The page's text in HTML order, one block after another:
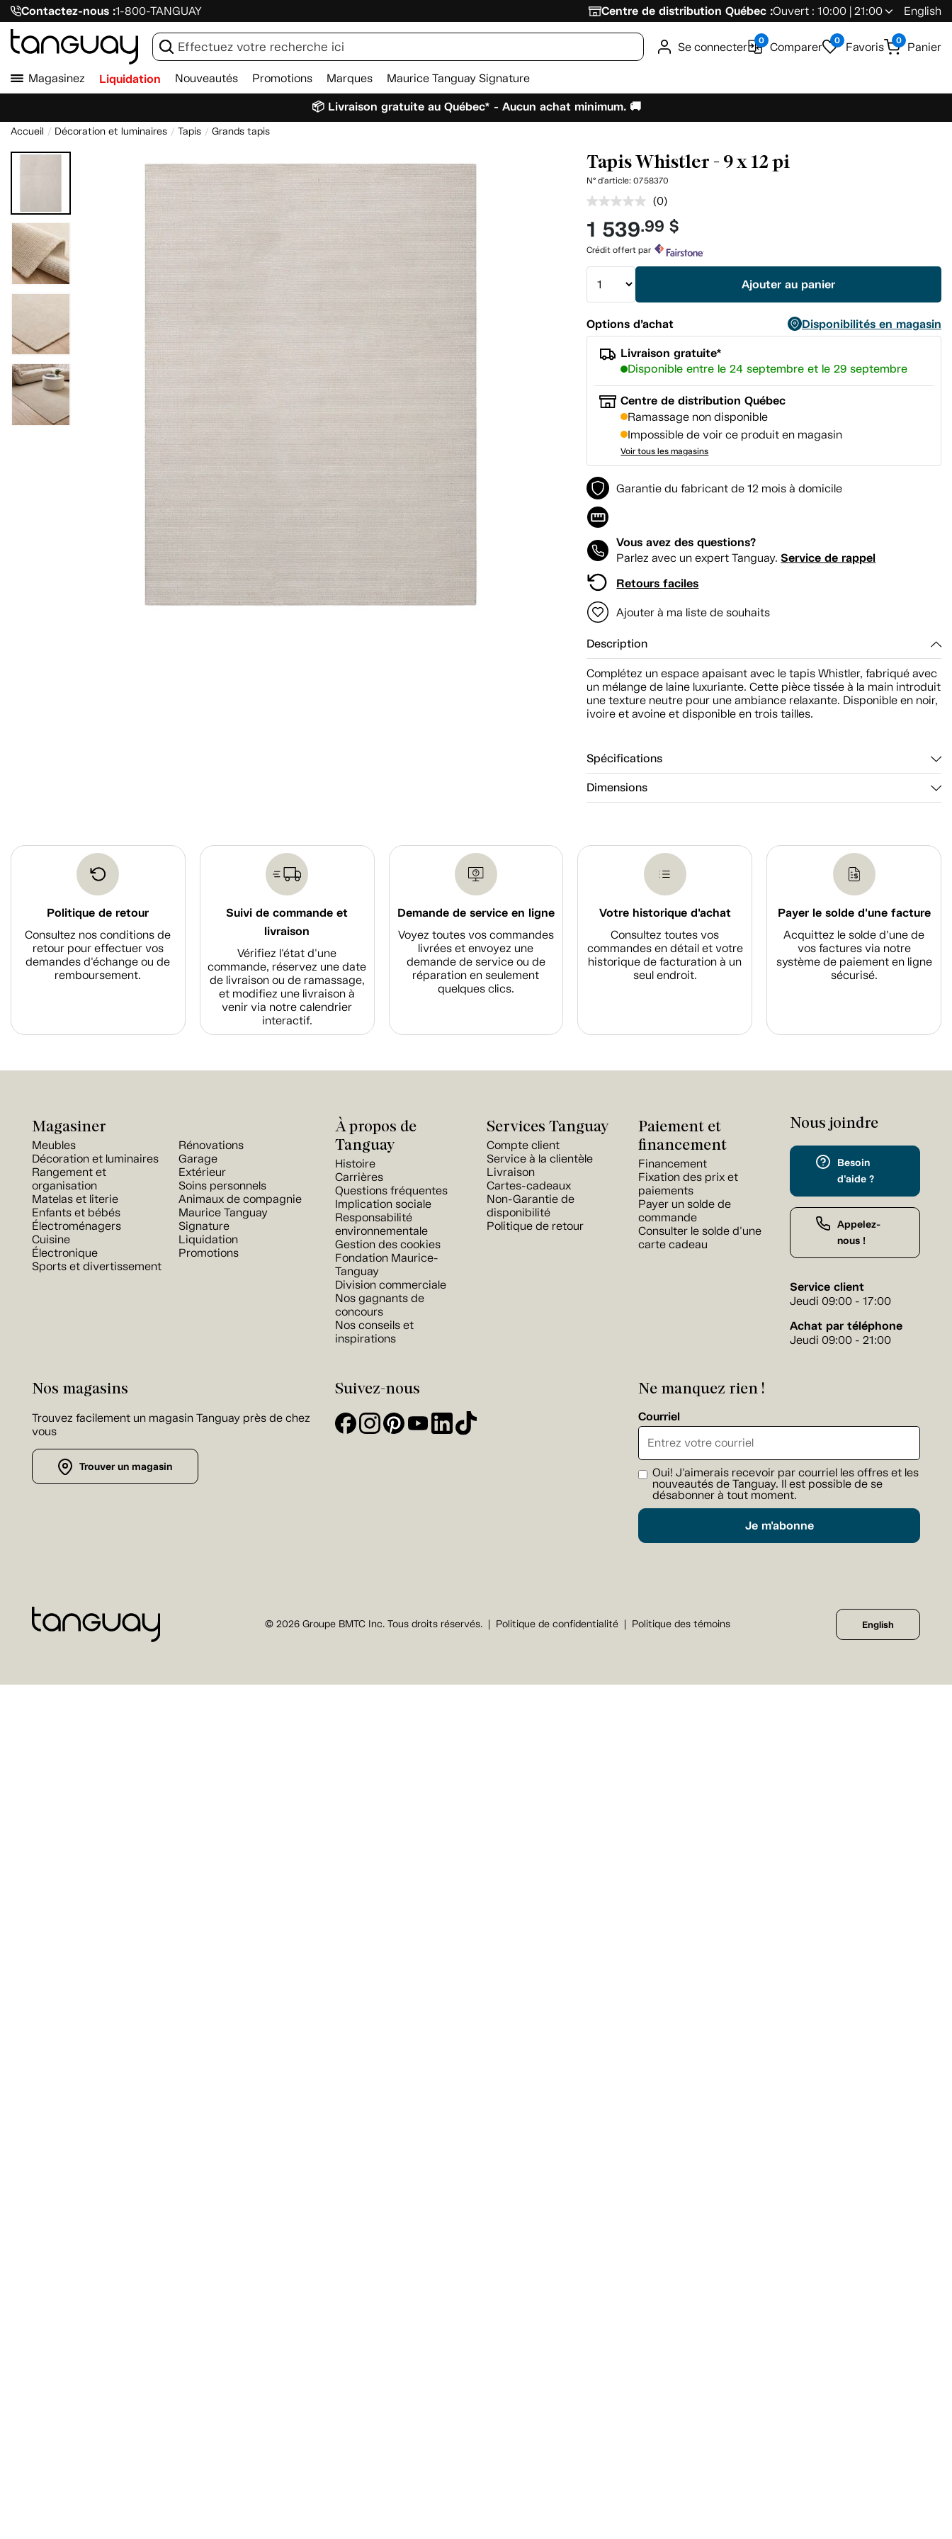
Contactez-nous :1-800-TANGUAY Centre de distribution Québec :Ouvert : 10:00 | 21:00 English
Se connecter 0 Comparer 0 Favoris 0 Panier
Magasinez Liquidation Nouveautés Promotions Marques Maurice Tanguay Signature
📦 Livraison gratuite au Québec* - Aucun achat minimum. 🚚
Accueil Décoration et luminaires Tapis Grands tapis
Tapis Whistler - 9 x 12 pi
N° d'article:0758370
Aucune
cote
pour
produit.
(0)
1 539.99 $
Crédit offert par
Ajouter au panier
Options d’achat
Disponibilités en magasin
Livraison gratuite*
Disponible entre le 24 septembre et le 29 septembre
Centre de distribution Québec
Ramassage non disponible
Impossible de voir ce produit en magasin
Voir tous les magasins
Garantie du fabricant de 12 mois à domicile
Vous avez des questions?
Parlez avec un expert Tanguay.Service de rappel
Retours faciles
Ajouter à ma liste de souhaits
Description
Complétez un espace apaisant avec le tapis Whistler, fabriqué avec
un mélange de laine luxuriante. Cette pièce tissée à la main introduit
une texture neutre pour une ambiance relaxante. Disponible en noir,
ivoire et avoine et disponible en trois tailles.
Spécifications
Dimensions
Politique de retour
Consultez nos conditions de
retour pour effectuer vos
demandes d'échange ou de
remboursement.
Suivi de commande et
livraison
Vérifiez l'état d'une
commande, réservez une date
de livraison ou de ramassage,
et modifiez une livraison à
venir via notre calendrier
interactif.
Demande de service en ligne
Voyez toutes vos commandes
livrées et envoyez une
demande de service ou de
réparation en seulement
quelques clics.
Votre historique d'achat
Consultez toutes vos
commandes en détail et votre
historique de facturation à un
seul endroit.
Payer le solde d'une facture
Acquittez le solde d’une de
vos factures via notre
système de paiement en ligne
sécurisé.
Magasiner
Meubles
Décoration et luminaires
Rangement et
organisation
Matelas et literie
Enfants et bébés
Électroménagers
Cuisine
Électronique
Sports et divertissement
Rénovations
Garage
Extérieur
Soins personnels
Animaux de compagnie
Maurice Tanguay
Signature
Liquidation
Promotions
À propos de
Tanguay
Histoire
Carrières
Questions fréquentes
Implication sociale
Responsabilité
environnementale
Gestion des cookies
Fondation Maurice-
Tanguay
Division commerciale
Nos gagnants de
concours
Nos conseils et
inspirations
Services Tanguay
Compte client
Service à la clientèle
Livraison
Cartes-cadeaux
Non-Garantie de
disponibilité
Politique de retour
Paiement et
financement
Financement
Fixation des prix et
paiements
Payer un solde de
commande
Consulter le solde d'une
carte cadeau
Nous joindre
Besoin
d'aide ?
Appelez-
nous !
Service client
Jeudi 09:00 - 17:00
Achat par téléphone
Jeudi 09:00 - 21:00
Nos magasins
Trouvez facilement un magasin Tanguay près de chez
vous
Trouver un magasin
Suivez-nous Ne manquez rien !
Courriel
Oui! J'aimerais recevoir par courriel les offres et les
nouveautés de Tanguay. Il est possible de se
désabonner à tout moment.
Je m'abonne
© 2026 Groupe BMTC Inc. Tous droits réservés. Politique de confidentialité Politique des témoins English